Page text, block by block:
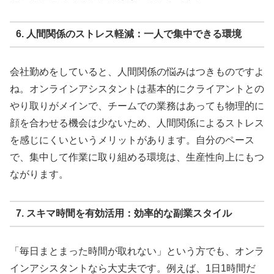
6. 人間関係のストレス軽減：一人で集中できる環境
会社勤めをしていると、人間関係の悩みはつきものですよ
ね。オンラインアシスタントは基本的にクライアントとの
やり取りがメインで、チームでの業務はあっても物理的に
顔を合わせる機会は少ないため、人間関係によるストレス
を感じにくいというメリットがあります。自分のペース
で、集中して作業に取り組める環境は、生産性向上にもつ
ながります。
7. スキマ時間を有効活用：効率的な副業スタイル
「毎日まとまった時間が取れない」という方でも、オンラ
インアシスタントなら大丈夫です。例えば、1日1時間だ